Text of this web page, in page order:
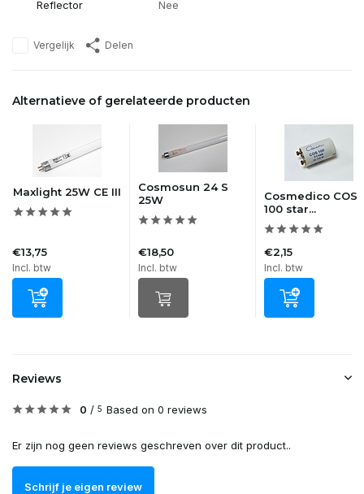
Reflector Nee
Vergelijk Delen
Alternatieve of gerelateerde producten
Maxlight 25W CE III
€13,75
Incl. btw
Cosmosun 24 S
25W
€18,50
Incl. btw
Cosmedico COS
100 star...
€2,15
Incl. btw
Reviews
0 / 5 Based on 0 reviews
Er zijn nog geen reviews geschreven over dit product..
Schrijf je eigen review